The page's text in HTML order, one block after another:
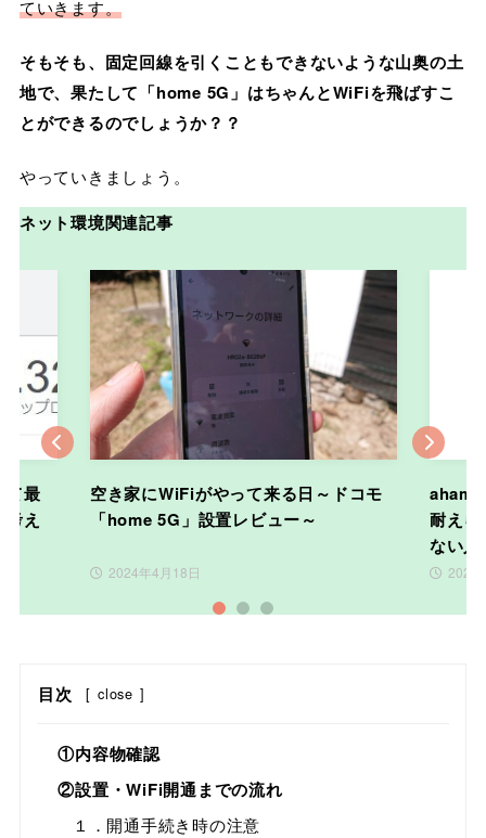
ていきます。
そもそも、固定回線を引くこともできないような山奥の土
地で、果たして「home 5G」はちゃんとWiFiを飛ばすこ
とができるのでしょうか？？
やっていきましょう。
ネット環境関連記事
Previous
て最
考え
空き家にWiFiがやって来る日～ドコモ
「home 5G」設置レビュー～
2024年4月18日
耐えら
ない人
2024
1 2 3
目次 [ close ]
①内容物確認
②設置・WiFi開通までの流れ
１．開通手続き時の注意